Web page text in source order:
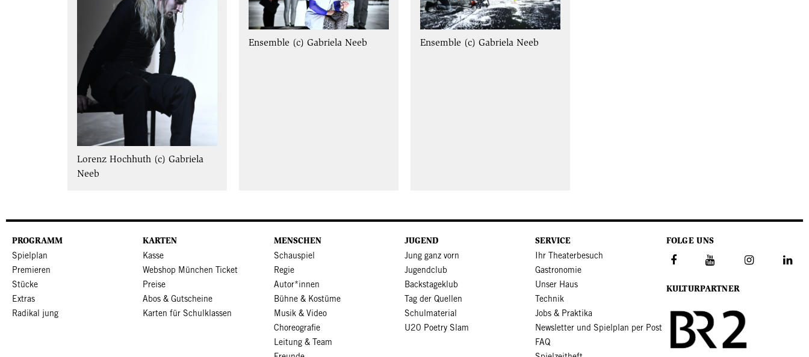
Lorenz Hochhuth (c) Gabriela
Neeb
Ensemble (c) Gabriela Neeb Ensemble (c) Gabriela Neeb
PROGRAMM
Spielplan
Premieren
Stücke
Extras
Radikal jung
KARTEN
Kasse
Webshop München Ticket
Preise
Abos & Gutscheine
Karten für Schulklassen
MENSCHEN
Schauspiel
Regie
Autor*innen
Bühne & Kostüme
Musik & Video
Choreografie
Leitung & Team
JUGEND
Jung ganz vorn
Jugendclub
Backstageklub
Tag der Quellen
Schulmaterial
U20 Poetry Slam
SERVICE
Ihr Theaterbesuch
Gastronomie
Unser Haus
Technik
Jobs & Praktika
Newsletter und Spielplan per Post
FAQ
FOLGE UNS
KULTURPARTNER